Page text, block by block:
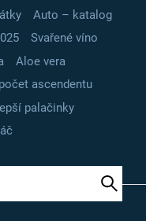
Auto – katalog
Svařené víno
Aloe vera
ascendentu
palačinky